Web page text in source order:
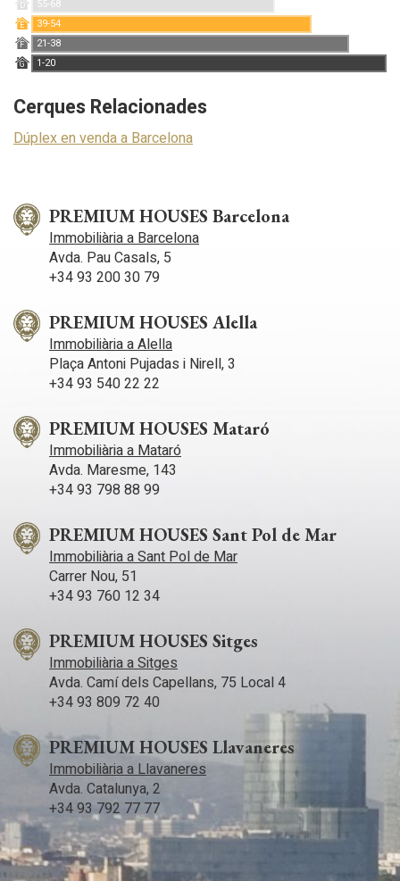
D 55-68
E 39-54
F 21-38
G 1-20
Cerques Relacionades
Dúplex en venda a Barcelona
PREMIUM HOUSES Barcelona
Immobiliària a Barcelona
Avda. Pau Casals, 5
+34 93 200 30 79
PREMIUM HOUSES Alella
Immobiliària a Alella
Plaça Antoni Pujadas i Nirell, 3
+34 93 540 22 22
PREMIUM HOUSES Mataró
Immobiliària a Mataró
Avda. Maresme, 143
+34 93 798 88 99
PREMIUM HOUSES Sant Pol de Mar
Immobiliària a Sant Pol de Mar
Carrer Nou, 51
+34 93 760 12 34
PREMIUM HOUSES Sitges
Immobiliària a Sitges
Avda. Camí­ dels Capellans, 75 Local 4
+34 93 809 72 40
PREMIUM HOUSES Llavaneres
Immobiliària a Llavaneres
Avda. Catalunya, 2
+34 93 792 77 77